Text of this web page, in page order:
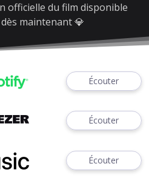
officielle du film disponible
dès maintenant💎
Écouter
Écouter
Écouter